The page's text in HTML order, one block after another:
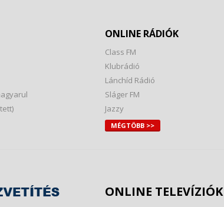
ONLINE RÁDIÓK
Class FM
Klubrádió
Lánchíd Rádió
Sláger FM
Jazzy
MÉGTÖBB >>
ONLINE TELEVÍZIÓK